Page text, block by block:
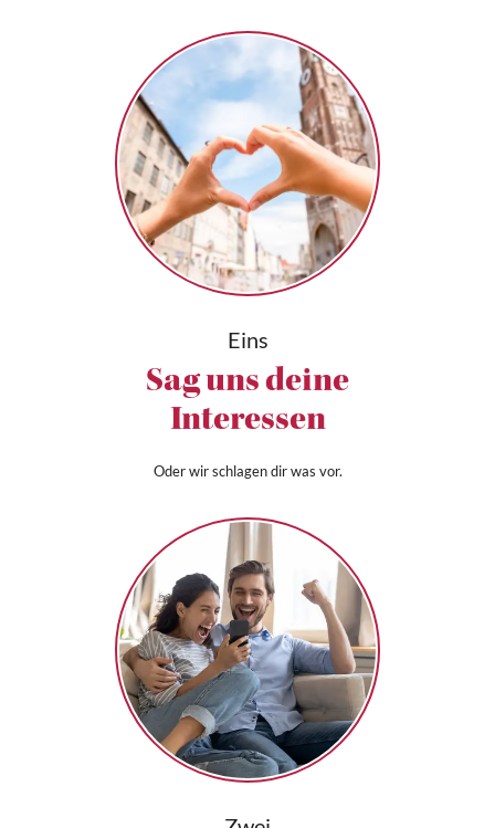
Eins
Sag uns deine
Interessen
Oder wir schlagen dir was vor.